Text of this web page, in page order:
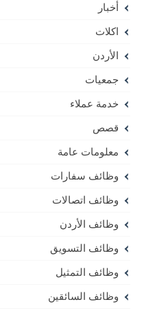
أخبار
اكلات
الأردن
جمعيات
خدمة عملاء
قصص
معلومات عامة
وظائف سفارات
وظائف اتصالات
وظائف الأردن
وظائف التسويق
وظائف التمثيل
وظائف السائقين